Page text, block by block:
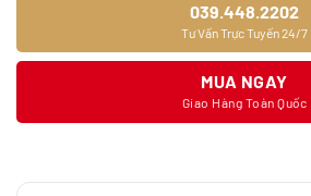
039.448.2202
Tư Vấn Trực Tuyến 24/7
MUA NGAY
Giao Hàng Toàn Quốc